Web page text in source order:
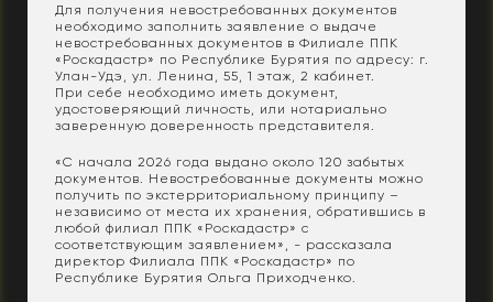
Для получения невостребованных документов
необходимо заполнить заявление о выдаче
невостребованных документов в Филиале ППК
«Роскадастр» по Республике Бурятия по адресу: г.
Улан-Удэ, ул. Ленина, 55, 1 этаж, 2 кабинет.
При себе необходимо иметь документ,
удостоверяющий личность, или нотариально
заверенную доверенность представителя.
«С начала 2026 года выдано около 120 забытых
документов. Невостребованные документы можно
получить по экстерриториальному принципу –
независимо от места их хранения, обратившись в
любой филиал ППК «Роскадастр» с
соответствующим заявлением», - рассказала
директор Филиала ППК «Роскадастр» по
Республике Бурятия Ольга Приходченко.